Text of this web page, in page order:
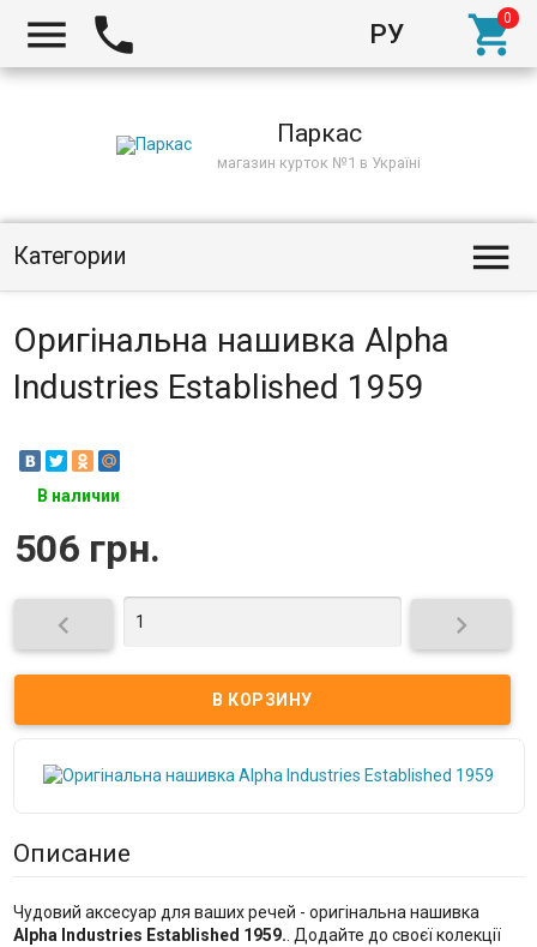
РУ
  
Паркас
магазин курток №1 в Україні
Категории 
Оригінальна нашивка Alpha
Industries Established 1959
В наличии
506 грн.
 
Описание
Чудовий аксесуар для ваших речей - оригінальна нашивка
Alpha Industries Established 1959. . Додайте до своєї колекції